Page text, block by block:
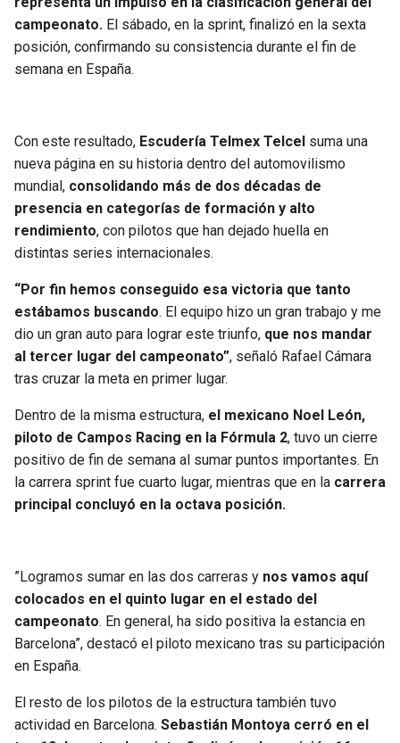
campeonato. El sábado, en la sprint, finalizó en la sexta
posición, confirmando su consistencia durante el fin de
semana en España.
Con este resultado, Escudería Telmex Telcel suma una
nueva página en su historia dentro del automovilismo
mundial, consolidando más de dos décadas de
presencia en categorías de formación y alto
rendimiento, con pilotos que han dejado huella en
distintas series internacionales.
“Por fin hemos conseguido esa victoria que tanto
estábamos buscando. El equipo hizo un gran trabajo y me
dio un gran auto para lograr este triunfo, que nos mandar
al tercer lugar del campeonato”, señaló Rafael Cámara
tras cruzar la meta en primer lugar.
Dentro de la misma estructura, el mexicano Noel León,
piloto de Campos Racing en la Fórmula 2, tuvo un cierre
positivo de fin de semana al sumar puntos importantes. En
la carrera sprint fue cuarto lugar, mientras que en la carrera
principal concluyó en la octava posición.
”Logramos sumar en las dos carreras y nos vamos aquí
colocados en el quinto lugar en el estado del
campeonato. En general, ha sido positiva la estancia en
Barcelona”, destacó el piloto mexicano tras su participación
en España.
El resto de los pilotos de la estructura también tuvo
actividad en Barcelona. Sebastián Montoya cerró en el